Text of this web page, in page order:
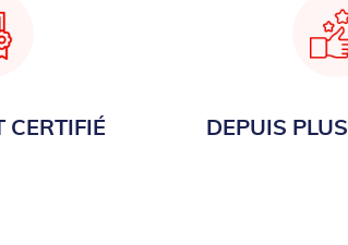
CERTIFIÉ DEPUIS